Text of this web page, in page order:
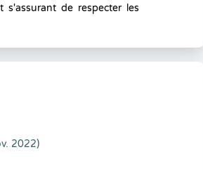
s'assurant de respecter les
2022)